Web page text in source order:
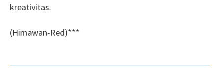
kreativitas.
(Himawan-Red)***